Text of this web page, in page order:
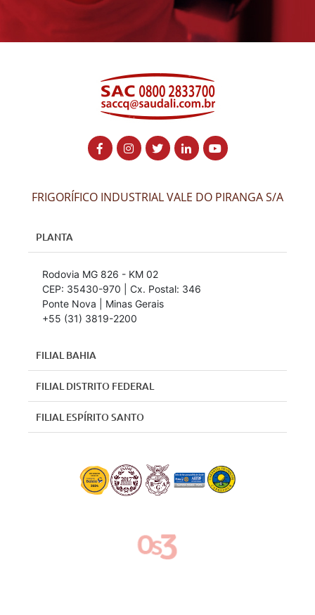
FRIGORÍFICO INDUSTRIAL VALE DO PIRANGA S/A
PLANTA
Rodovia MG 826 - KM 02
CEP: 35430-970 | Cx. Postal: 346
Ponte Nova | Minas Gerais
+55 (31) 3819-2200
FILIAL BAHIA
FILIAL DISTRITO FEDERAL
FILIAL ESPÍRITO SANTO